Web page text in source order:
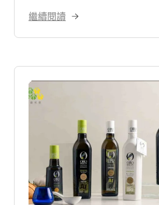
政效率，把省下的每一分鐘
會責任的能量？
繼續閱讀